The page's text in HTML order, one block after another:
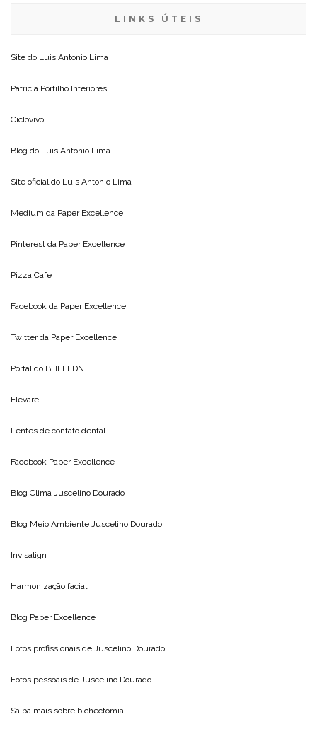
LINKS ÚTEIS
Site do Luis Antonio Lima
Patricia Portilho Interiores
Ciclovivo
Blog do Luis Antonio Lima
Site oficial do Luis Antonio Lima
Medium da Paper Excellence
Pinterest da Paper Excellence
Pizza Cafe
Facebook da Paper Excellence
Twitter da Paper Excellence
Portal do BHELEDN
Elevare
Lentes de contato dental
Facebook Paper Excellence
Blog Clima Juscelino Dourado
Blog Meio Ambiente Juscelino Dourado
Invisalign
Harmonização facial
Blog Paper Excellence
Fotos profissionais de Juscelino Dourado
Fotos pessoais de Juscelino Dourado
Saiba mais sobre bichectomia